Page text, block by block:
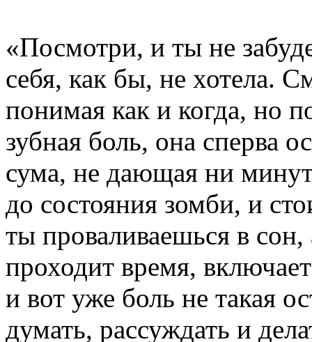
«Посмотри, и ты не
себя, как бы, не хотела.
понимая как и когда, но
зубная боль, она сперва
сума, не дающая ни
до состояния зомби, и
ты проваливаешься в
проходит время,
и вот уже боль не такая
думать, рассуждать и